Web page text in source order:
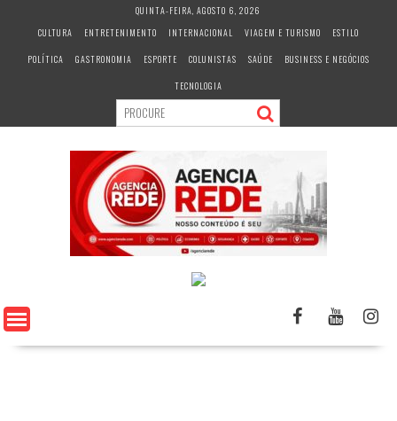
c
QUINTA-FEIRA, AGOSTO 6, 2026
CULTURA
ENTRETENIMENTO INTERNACIONAL VIAGEM E TURISMO
ESTILO
POLÍTICA
GASTRONOMIA ESPORTE COLUNISTAS SAÚDE
BUSINESS E NEGÓCIOS
TECNOLOGIA